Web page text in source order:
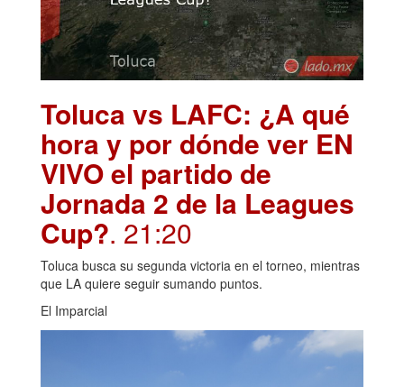
Toluca vs LAFC: ¿A qué
hora y por dónde ver EN
VIVO el partido de
Jornada 2 de la Leagues
Cup?. 21:20
Toluca busca su segunda victoria en el torneo, mientras
que LA quiere seguir sumando puntos.
El Imparcial